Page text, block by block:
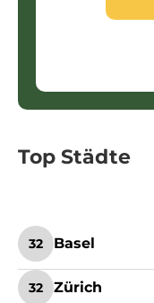
Top Städte
32 Basel
32 Zürich